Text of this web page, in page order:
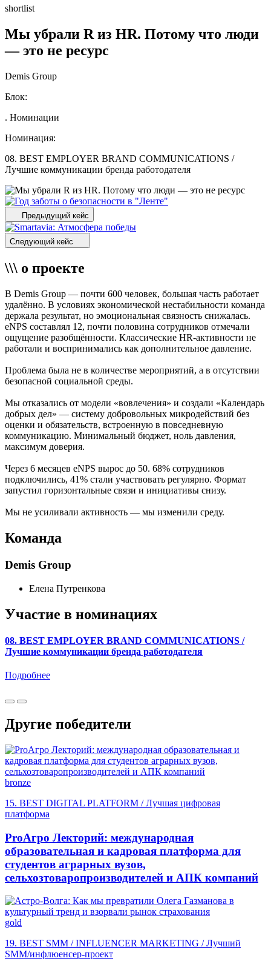
shortlist
Мы убрали R из HR. Потому что люди
— это не ресурс
Demis Group
Блок:
. Номинации
Номинация:
08. BEST EMPLOYER BRAND COMMUNICATIONS /
Лучшие коммуникации бренда работодателя
Предыдущий кейс
Следующий кейс
\\\ о проекте
В Demis Group — почти 600 человек, большая часть работает
удалённо. В условиях экономической нестабильности команда
держала результат, но эмоциональная связность снижалась.
eNPS составлял 12, почти половина сотрудников отмечали
ощущение разобщённости. Классические HR-активности не
работали и воспринимались как дополнительное давление.
Проблема была не в количестве мероприятий, а в отсутствии
безопасной социальной среды.
Мы отказались от модели «вовлечения» и создали «Календарь
добрых дел» — систему добровольных микродействий без
оценки и обязательств, встроенную в повседневную
коммуникацию. Минимальный бюджет, ноль давления,
максимум доверия.
Через 6 месяцев eNPS вырос до 50. 68% сотрудников
подключились, 41% стали участвовать регулярно. Формат
запустил горизонтальные связи и инициативы снизу.
Мы не усиливали активность — мы изменили среду.
Команда
Demis Group
Елена Путренкова
Участие в номинациях
08. BEST EMPLOYER BRAND COMMUNICATIONS /
Лучшие коммуникации бренда работодателя
Подробнее
Другие победители
bronze
15. BEST DIGITAL PLATFORM / Лучшая цифровая
платформа
ProАгро Лекторий: международная
образовательная и кадровая платформа для
студентов аграрных вузов,
сельхозтоваропроизводителей и АПК компаний
gold
19. BEST SMM / INFLUENCER MARKETING / Лучший
SMM/инфлюенсер-проект